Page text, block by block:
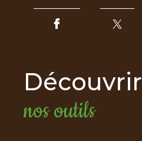
découvrir
nos outils